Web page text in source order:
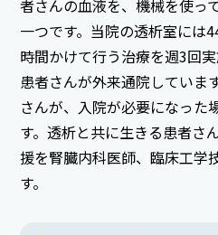
者さんの血液を、機械を使っ
一つです。当院の透析室には
時間かけて行う治療を週3回
患者さんが外来通院していま
さんが、入院が必要になった
す。透析と共に生きる患者さ
援を腎臓内科医師、臨床工学
す。